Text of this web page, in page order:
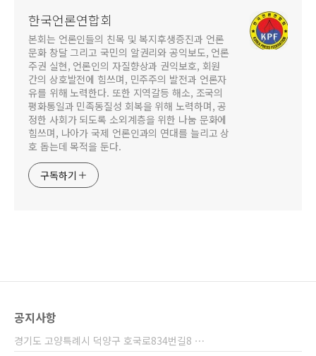
한국언론연합회
본회는 언론인들의 친목 및 복지후생증진과 언론
문화 창달 그리고 국민의 알권리와 공익보도, 언론
주권 실현, 언론인의 자질향상과 권익보호, 회원
간의 상호발전에 힘쓰며, 민주주의 발전과 언론자
유를 위해 노력한다. 또한 지역갈등 해소, 조국의
평화통일과 민족동질성 회복을 위해 노력하며, 공
정한 사회가 되도록 소외계층을 위한 나눔 문화에
힘쓰며, 나아가 국제 언론인과의 연대를 늘리고 상
호 돕는데 목적을 둔다.
구독하기
공지사항
경기도 고양특례시 덕양구 호국로834번길8 ⋯